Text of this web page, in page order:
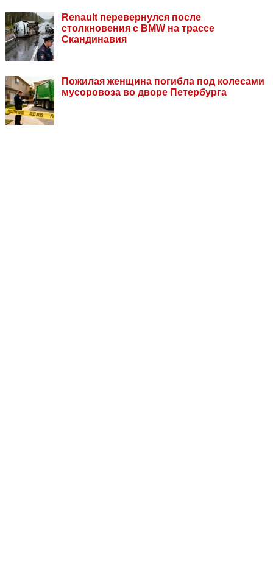
Renault перевернулся после
столкновения с BMW на трассе
Скандинавия
Пожилая женщина погибла под колесами
мусоровоза во дворе Петербурга